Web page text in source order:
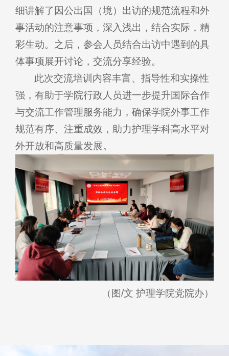
细讲解了因公出国（境）出访的规范流程和外
事活动的注意事项，深入浅出，结合实际，精
彩生动。之后，参会人员结合出访中遇到的具
体事项展开讨论，交流分享经验。
此次交流培训内容丰富、指导性和实操性
强，有助于学院行政人员进一步提升国际合作
与交流工作管理服务能力，确保学院外事工作
规范有序、注重成效，助力护理学科高水平对
外开放和高质量发展。
（图/文 护理学院党院办）